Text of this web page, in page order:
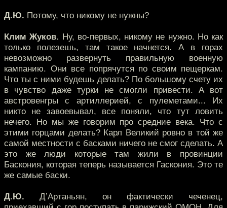
Д.Ю. Потому, что никому не нужны?
Клим Жуков. Ну, во-первых, никому не нужно. Но как
только полезешь, там такое начнется. А в горах
невозможно развернуть правильную военную
кампанию. Они все попрячутся по своим пещеркам.
Что ты с ними будешь делать? По большому счету их
в чувство даже турки не смогли привести. А вот
австровенгры с артиллерией, с пулеметами... Их
никто не завоевывал, все поняли, что тут ловить
нечего. Но мы же говорим про средние века. Что с
этими горцами делать? Карл Великий ровно в той же
самой местности с басками ничего не смог сделать. А
это же люди которые там жили в провинции
Баскония, которая теперь называется Гаскония. Это те
же самые баски.
Д.Ю. Д’Артаньян, он фактически чеченец,